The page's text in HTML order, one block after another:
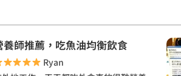
養師推薦，吃魚油均衡飲食
Ryan